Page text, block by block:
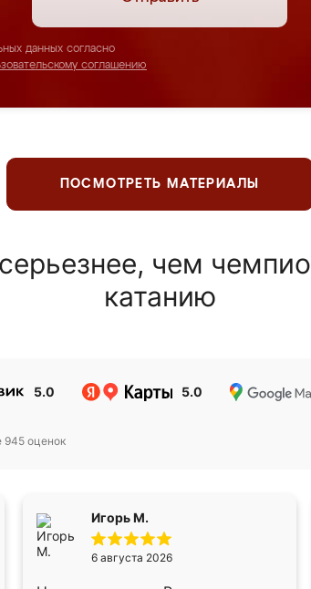
данных согласно
соглашению
ПОСМОТРЕТЬ МАТЕРИАЛЫ
чем
катанию
5.0 5.0
945 оценок
Игорь М.
6 августа 2026